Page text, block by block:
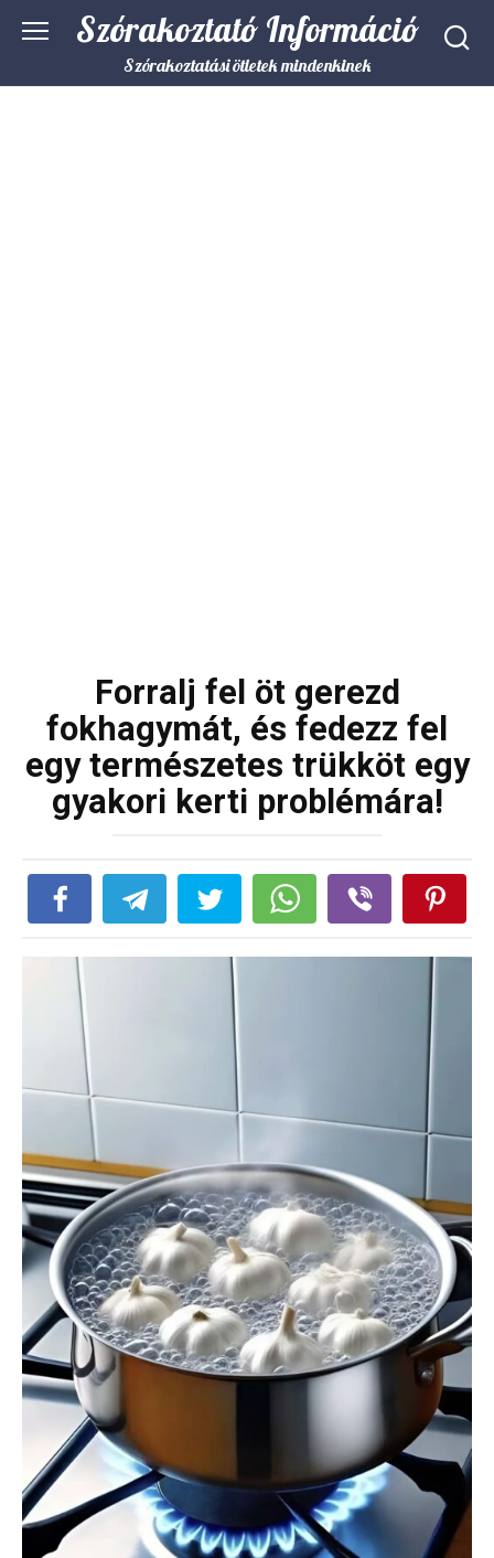
Szórakoztató Információ
Szórakoztatási ötletek mindenkinek
Forralj fel öt gerezd
fokhagymát, és fedezz fel
egy természetes trükköt egy
gyakori kerti problémára!